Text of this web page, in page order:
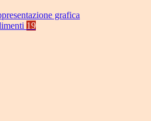
grafica
19